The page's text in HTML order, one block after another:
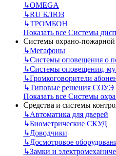
↳OMEGA
↳RU БЛЮЗ
↳ТРОМБОН
Показать все Системы
Системы охрано-
↳Мегафоны
↳Системы оповещения о
↳Системы оповещения,
↳Громкоговорители
↳Типовые решения СОУЭ
Показать все Системы
Средства и системы
↳Автоматика для дверей
↳Биометрические СКУД
↳Доводчики
↳Досмотровое
↳Замки и